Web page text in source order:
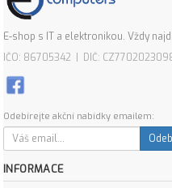
E-shop s IT a elektronikou. Vždy
IČO: 86705342 | DIČ:
Odebírejte akční nabídky emailem:
INFORMACE